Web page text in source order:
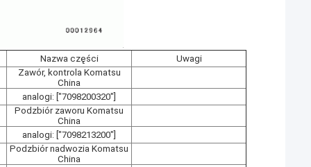
Nazwa części
Uwagi
Zawór, kontrola Komatsu
China
analogi: ["7098200320"]
Podzbiór zaworu Komatsu
China
analogi: ["7098213200"]
Podzbiór nadwozia Komatsu
China